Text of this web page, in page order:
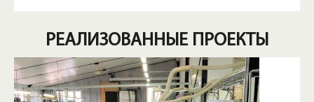
РЕАЛИЗОВАННЫЕ ПРОЕКТЫ